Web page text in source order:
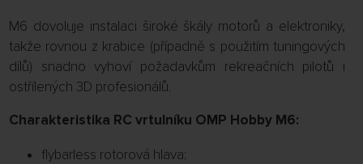
M6 dovoluje instalaci široké škály motorů a elektroniky,
takže rovnou z krabice (případně s použitím tuningových
dílů) snadno vyhoví požadavkům rekreačních pilotů i
ostřílených 3D profesionálů.
Charakteristika RC vrtulníku OMP Hobby M6:
flybarless rotorová hlava;